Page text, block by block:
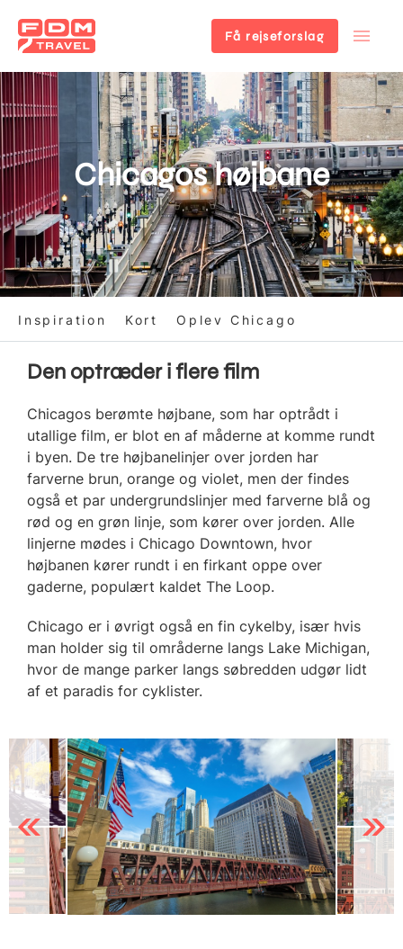
Gå
til
hovedindhold
Få rejseforslag
Chicagos højbane
Inspiration Kort Oplev Chicago
Den optræder i flere film
Chicagos berømte højbane, som har optrådt i
utallige film, er blot en af måderne at komme rundt
i byen. De tre højbanelinjer over jorden har
farverne brun, orange og violet, men der findes
også et par undergrundslinjer med farverne blå og
rød og en grøn linje, som kører over jorden. Alle
linjerne mødes i Chicago Downtown, hvor
højbanen kører rundt i en firkant oppe over
gaderne, populært kaldet The Loop.
Chicago er i øvrigt også en fin cykelby, især hvis
man holder sig til områderne langs Lake Michigan,
hvor de mange parker langs søbredden udgør lidt
af et paradis for cyklister.
Previous Next